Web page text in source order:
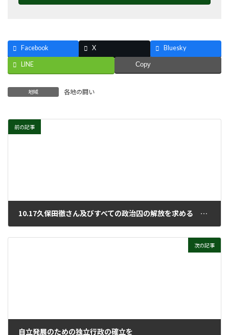
Facebook X Bluesky
LINE Copy
地域 各地の闘い
前の記事
10.17久保田徹さん及びすべての政治囚の解放を求める 外務省行動
次の記事
自立発展のための独立行政の確立を